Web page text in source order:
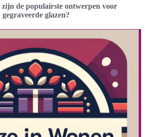
zijn de populairste ontwerpen voor
gegraveerde glazen?